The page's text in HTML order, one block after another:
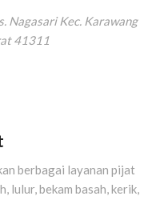
Nagasari Kec. Karawang
41311
berbagai layanan pijat
lulur, bekam basah, kerik,